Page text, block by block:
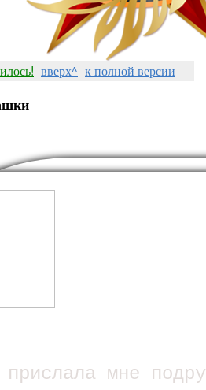
вверх^ к полной версии
мне